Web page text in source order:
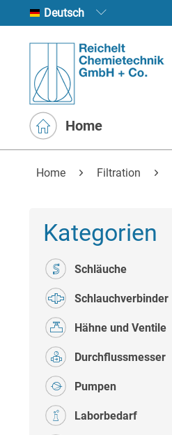
Deutsch
Home
Home Filtration
Kategorien
Schläuche
Schlauchverbinder
Hähne und Ventile
Durchflussmesser
Pumpen
Laborbedarf